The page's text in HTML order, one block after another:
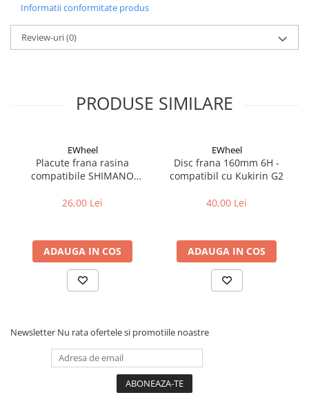
Cabluri si camasi
Frana bicicleta
Adaptoare frana bicicleta
Frane pe janta
Accesorii frane bicicleta
Roti bicicleta
Accesorii butuci
Jante bicicleta
Fond de janta
Tija sa bicicleta
Coliere si cleme sa
Informatii conformitate produs
Review-uri(0)
PRODUSE SIMILARE
EWheel
Placute frana rasina
compatibile SHIMANO
G2/G4 2025)
26,00 Lei
ADAUGA IN COS
EWheel
Disc frana 160mm 6H -
compatibil cu Kukirin G2
40,00 Lei
ADAUGA IN COS
Newsletter Nu rata ofertele si promotiile noastre